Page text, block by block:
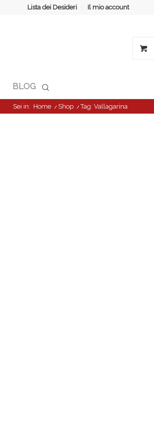
Lista dei Desideri Il mio account
BLOG
Sei in: Home / Shop /Tag: Vallagarina